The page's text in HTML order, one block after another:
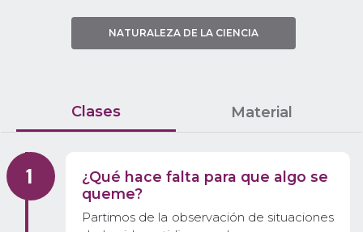
NATURALEZA DE LA CIENCIA
Clases Material
¿Qué hace falta para que algo se
queme?
Partimos de la observación de situaciones